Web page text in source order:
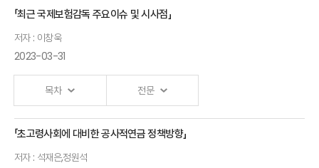
차수환
반려동물보험과
인슈어테크
김정은
개회사
원장
축사
「최근 국제보험감독 주요이슈 및 시사점」
저자 : 이창욱
2023-03-31
목차 전문
최근
「초고령사회에 대비한 공사적연금 정책방향」
저자 : 석재은,정원석